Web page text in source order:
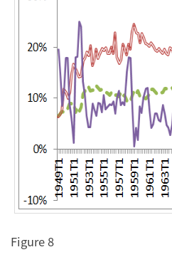
Figure 8